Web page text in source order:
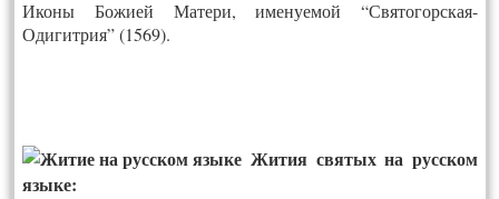
Иконы Божией Матери, именуемой “Святогорская-
Одигитрия” (1569).
Жития святых на русском
языке: